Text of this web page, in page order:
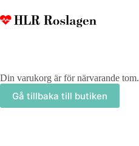
till
innehåll
Din varukorg är för närvarande tom.
Gå tillbaka till butiken